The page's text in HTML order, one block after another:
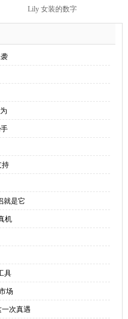
Lily 女装的数字
持
就是它
机
具
场
次真遇